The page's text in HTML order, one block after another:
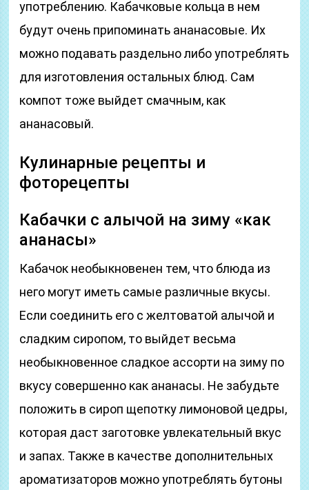
употреблению. Кабачковые кольца в нем
будут очень припоминать ананасовые. Их
можно подавать раздельно либо употреблять
для изготовления остальных блюд. Сам
компот тоже выйдет смачным, как
ананасовый.
Кулинарные рецепты и
фоторецепты
Кабачки с алычой на зиму «как
ананасы»
Кабачок необыкновенен тем, что блюда из
него могут иметь самые различные вкусы.
Если соединить его с желтоватой алычой и
сладким сиропом, то выйдет весьма
необыкновенное сладкое ассорти на зиму по
вкусу совершенно как ананасы. Не забудьте
положить в сироп щепотку лимоновой цедры,
которая даст заготовке увлекательный вкус
и запах. Также в качестве дополнительных
ароматизаторов можно употреблять бутоны